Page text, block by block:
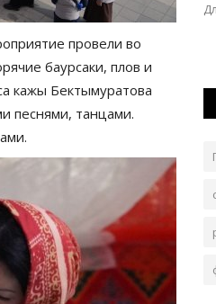
провели во
баурсаки, плов и
кажы Бектымуратова
песнями, танцами.
столько, сколько на него